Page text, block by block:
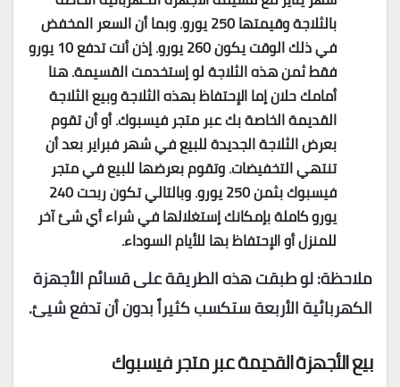
بالثلاجة وقيمتها 250 يورو. وبما أن السعر المخفض
في ذلك الوقت يكون 260 يورو. إذن أنت تدفع 10 يورو
فقط ثمن هذه الثلاجة لو إستخدمت القسيمة. هنا
أمامك حلان إما الإحتفاظ بهذه الثلاجة وبيع الثلاجة
القديمة الخاصة بك عبر متجر فيسبوك. أو أن تقوم
بعرض الثلاجة الجديدة للبيع في شهر فبراير بعد أن
تنتهي التخفيضات. وتقوم بعرضها للبيع في متجر
فيسبوك بثمن 250 يورو. وبالتالي تكون ربحت 240
يورو كاملة بإمكانك إستغلالها في شراء أي شئ آخر
للمنزل أو الإحتفاظ بها للأيام السوداء.
ملاحظة: لو طبقت هذه الطريقة على قسائم الأجهزة
الكهربائية الأربعة ستكسب كثيراً بدون أن تدفع شيئ.
بيع الأجهزة القديمة عبر متجر فيسبوك